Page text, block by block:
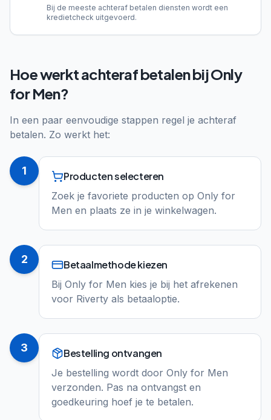
Bij de meeste achteraf betalen diensten wordt een
kredietcheck uitgevoerd.
Hoe werkt achteraf betalen bij Only
for Men?
In een paar eenvoudige stappen regel je achteraf
betalen. Zo werkt het:
1 Producten selecteren
Zoek je favoriete producten op Only for
Men en plaats ze in je winkelwagen.
2 Betaalmethode kiezen
Bij Only for Men kies je bij het afrekenen
voor Riverty als betaaloptie.
3 Bestelling ontvangen
Je bestelling wordt door Only for Men
verzonden. Pas na ontvangst en
goedkeuring hoef je te betalen.